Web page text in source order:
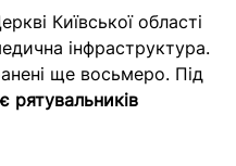
Київської області
інфраструктура.
ще восьмеро. Під
рятувальників